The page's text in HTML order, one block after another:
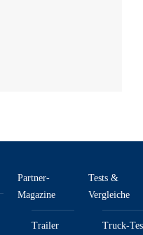
Partner-
Magazine
Trailer
Tests &
Vergleiche
Truck-